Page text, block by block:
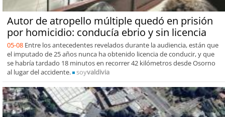
Autor de atropello múltiple quedó en prisión
por homicidio: conducía ebrio y sin licencia
05-08 Entre los antecedentes revelados durante la audiencia, están que
el imputado de 25 años nunca ha obtenido licencia de conducir, y que
se habría tardado 18 minutos en recorrer 42 kilómetros desde Osorno
al lugar del accidente.
soyvaldivia